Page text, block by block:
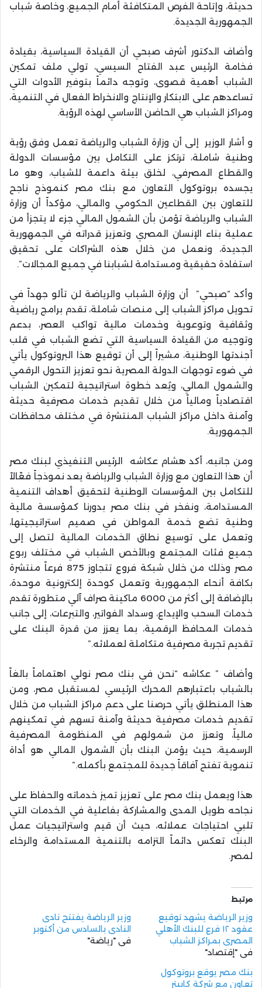
حديثة، وإتاحة الفرص المتكافئة أمام الجميع، وخاصة شباب
الجمهورية الجديدة.
وأضاف الدكتور أشرف صبحي أن القيادة السياسية، بقيادة
فخامة الرئيس عبد الفتاح السيسي، تولي ملف تمكين
الشباب أهمية قصوى، وتوجه دائماً بتوفير الأدوات التي
تساعدهم على الابتكار والإنتاج والانخراط الفعال في التنمية،
ومراكز الشباب هي الحاضن الأساسي لهذه الرؤية.
و أشار الوزير إلى أن وزارة الشباب والرياضة تعمل وفق رؤية
وطنية شاملة، ترتكز على التكامل بين مؤسسات الدولة
والقطاع المصرفي، لخلق بيئة داعمة للشباب، وهو ما
يجسده بروتوكول التعاون مع بنك مصر كنموذج ناجح
للتعاون بين القطاعين الحكومي والمالي، مؤكداً أن وزارة
الشباب والرياضة تؤمن بأن الشمول المالي جزء لا يتجزأ من
عملية بناء الإنسان المصري وتعزيز قدراته في الجمهورية
الجديدة، ونعمل من خلال هذه الشراكات على تحقيق
استفادة حقيقية ومستدامة لشبابنا في جميع المجالات”.
وأكد “صبحي” أن وزارة الشباب والرياضة لن تألو جهداً في
تحويل مراكز الشباب إلى منصات شاملة، تقدم برامج رياضية
وثقافية وتوعوية وخدمات مالية تواكب العصر، بدعم
وتوجيه من القيادة السياسية التي تضع الشباب في قلب
أجندتها الوطنية، مشيراً إلى أن توقيع هذا البروتوكول يأتي
في ضوء توجهات الدولة المصرية نحو تعزيز التحول الرقمي
والشمول المالي، ويُعد خطوة استراتيجية لتمكين الشباب
اقتصادياً ومالياً من خلال تقديم خدمات مصرفية حديثة
وآمنة داخل مراكز الشباب المنتشرة في مختلف محافظات
الجمهورية.
ومن جانبه، أكد هشام عكاشه الرئيس التنفيذي لبنك مصر
أن هذا التعاون مع وزارة الشباب والرياضة يعد نموذجاً فعّالاً
للتكامل بين المؤسسات الوطنية لتحقيق أهداف التنمية
المستدامة، ونفخر في بنك مصر بدورنا كمؤسسة مالية
وطنية تضع خدمة المواطن في صميم استراتيجيتها،
وتعمل على توسيع نطاق الخدمات المالية لتصل إلى
جميع فئات المجتمع وبالأخص الشباب في مختلف ربوع
مصر وذلك من خلال شبكة فروع تتجاوز 875 فرعاً منتشرة
بكافة أنحاء الجمهورية وتعمل كوحدة إلكترونية موحدة،
بالإضافة إلى أكثر من 6000 ماكينة صراف آلي متطورة تقدم
خدمات السحب والإيداع، وسداد الفواتير، والتبرعات، إلى جانب
خدمات المحافظ الرقمية، بما يعزز من قدرة البنك على
تقديم تجربة مصرفية متكاملة لعملائه.”
وأضاف ” عكاشه “نحن في بنك مصر نولي اهتماماً بالغاً
بالشباب باعتبارهم المحرك الرئيسي لمستقبل مصر، ومن
هذا المنطلق يأتي حرصنا على دعم مراكز الشباب من خلال
تقديم خدمات مصرفية حديثة وآمنة تسهم في تمكينهم
مالياً، وتعزز من شمولهم في المنظومة المصرفية
الرسمية، حيث يؤمن البنك بأن الشمول المالي هو أداة
تنموية تفتح آفاقاً جديدة للمجتمع بأكمله.”
هذا ويعمل بنك مصر على تعزيز تميز خدماته والحفاظ على
نجاحه طويل المدى والمشاركة بفاعلية في الخدمات التي
تلبي احتياجات عملائه، حيث أن قيم واستراتيجيات عمل
البنك تعكس دائماً التزامه بالتنمية المستدامة والرخاء
لمصر.
مرتبط
وزير الرياضة يشهد توقيع
عقود ١٢ فرع للبنك الأهلي
المصري بمراكز الشباب
في "إقتصاد"
وزير الرياضة يفتتح نادى
النادى بالسادس من أكتوبر
في "رياضة"
بنك مصر يوقع بروتوكول
تعاون مع شركة كابيتر